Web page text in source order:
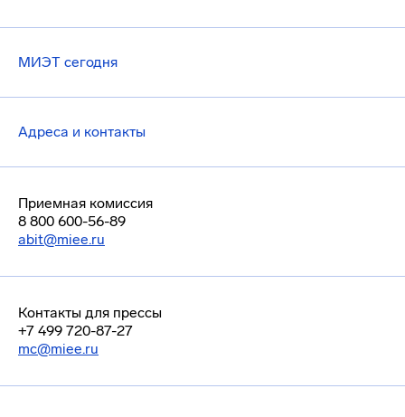
МИЭТ сегодня
Адреса и контакты
Приемная комиссия
8 800 600-56-89
abit@miee.ru
Контакты для прессы
+7 499 720-87-27
mc@miee.ru